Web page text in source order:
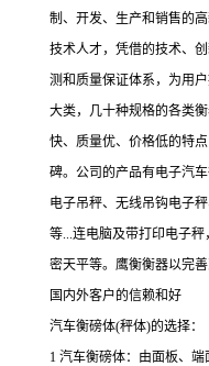
制、开发、生产和销售的
技术人才，凭借的技术、
测和质量保证体系，为用
大类，几十种规格的各类
快、质量优、价格低的特
碑。公司的产品有电子汽
电子吊秤、无线吊钩电子
等...连电脑及带打印电子
密天平等。鹰衡衡器以完
国内外客户的信赖和好
汽车衡磅体(秤体)的选择：
1 汽车衡磅体：由面板、